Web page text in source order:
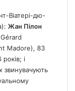
Віатері-дю-
): Жан Пілон
Madore), 83
і
звинувачують